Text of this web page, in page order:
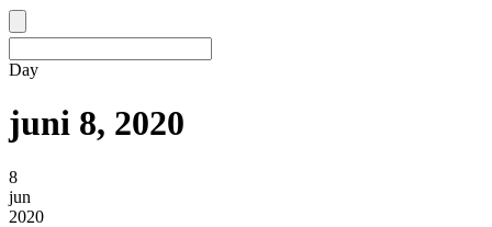
Day
juni 8, 2020
8
jun
2020